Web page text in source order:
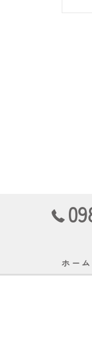
ホーム